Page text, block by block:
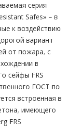
серия
Safes» – в
к воздействию
вариант
от пожара, с
в
сейфы FRS
ГОСТ по
встроенная в
имеющего
FRS